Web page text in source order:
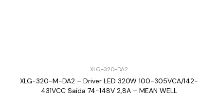
XLG-320-DA2
XLG-320-M-DA2 – Driver LED 320W 100-305VCA/142-
431VCC Saída 74-148V 2,8A – MEAN WELL